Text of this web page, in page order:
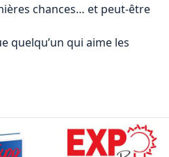
chances… et peut‑être
quelqu’un qui aime les